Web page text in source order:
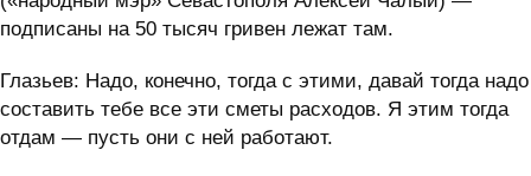
подписаны на 50 тысяч гривен лежат там.
Глазьев: Надо, конечно, тогда с этими, давай тогда надо
составить тебе все эти сметы расходов. Я этим тогда
отдам — пусть они с ней работают.